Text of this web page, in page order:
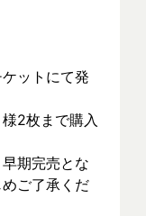
ットにて発
2枚まで購入
期完売とな
ご了承くだ